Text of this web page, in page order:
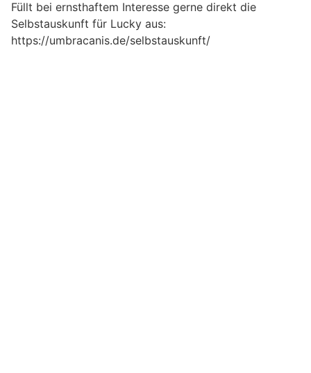
Füllt bei ernsthaftem Interesse gerne direkt die
Selbstauskunft für Lucky aus:
https://umbracanis.de/selbstauskunft/